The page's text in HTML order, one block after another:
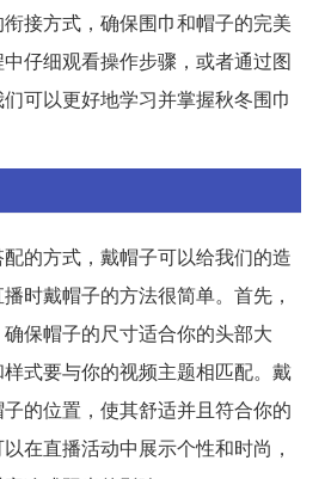
接方式，确保围巾和帽子的完美
仔细观看操作步骤，或者通过图
可以更好地学习并掌握秋冬围巾
的方式，戴帽子可以给我们的造
时戴帽子的方法很简单。首先，
保帽子的尺寸适合你的头部大
式要与你的视频主题相匹配。戴
的位置，使其舒适并且符合你的
在直播活动中展示个性和时尚，